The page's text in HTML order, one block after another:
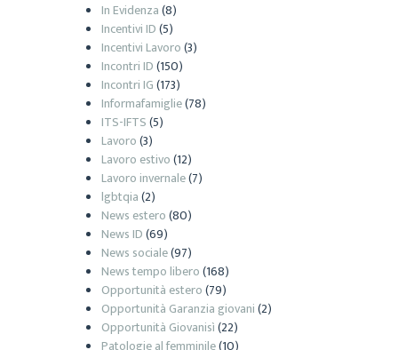
In Evidenza(8)
Incentivi ID(5)
Incentivi Lavoro(3)
Incontri ID(150)
Incontri IG(173)
Informafamiglie(78)
ITS-IFTS(5)
Lavoro(3)
Lavoro estivo(12)
Lavoro invernale(7)
lgbtqia(2)
News estero(80)
News ID(69)
News sociale(97)
News tempo libero(168)
Opportunità estero(79)
Opportunità Garanzia giovani(2)
Opportunità Giovanisì(22)
Patologie al femminile(10)